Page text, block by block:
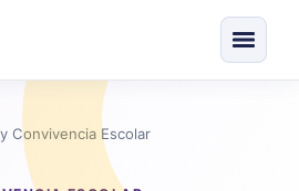
Convivencia Escolar